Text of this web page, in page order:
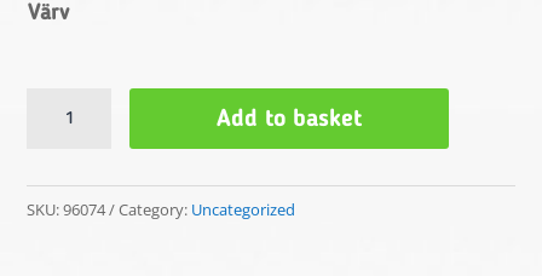
Värv
джинсы Add to basket
SKU:96074 Category: Uncategorized